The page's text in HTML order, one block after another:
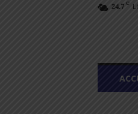
24.7 C
L
M